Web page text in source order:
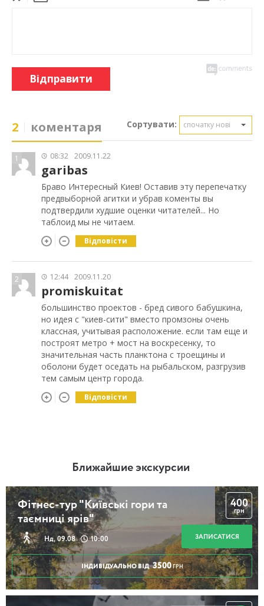
Відправити
2 коментаря Сортувати: спочатку нові
1 08:32 2009.11.22
garibas
Браво Интересный Киев! Оставив эту перепечатку
предвыборной агитки и убрав коменты вы
подтвердили худшие оценки читателей... Но
таблоид мы не читаем.
Відповісти
2 12:44 2009.11.20
promiskuitat
большинство проектов - бред сивого бабушкина,
но идея с "киев-сити" вместо промзоны очень
классная, учитывая расположение. если там еще и
построят метро + мост на воскресенку, то
значительная часть планктона с троещины и
оболони будет оседать на рыбальском, разгрузив
тем самым центр города.
Відповісти
Ближайшие экскурсии
Фітнес-тур "Київські гори та
таємниці ярів"
Нд, 09.08 10:00
400
грн
ЗАПИСАТИСЯ
ІНДИВІДУАЛЬНО ВІД 3500 ГРН